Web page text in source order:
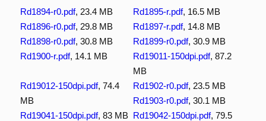
Rd1894-r0.pdf, 23.4 MB Rd1895-r.pdf, 16.5 MB
Rd1896-r0.pdf, 29.8 MB Rd1897-r.pdf, 14.8 MB
Rd1898-r0.pdf, 30.8 MB Rd1899-r0.pdf, 30.9 MB
Rd1900-r.pdf, 14.1 MB Rd19011-150dpi.pdf, 87.2
MB
Rd19012-150dpi.pdf, 74.4
MB
Rd1902-r0.pdf, 23.5 MB
Rd1903-r0.pdf, 30.1 MB
Rd19041-150dpi.pdf, 83 MB Rd19042-150dpi.pdf, 79.5